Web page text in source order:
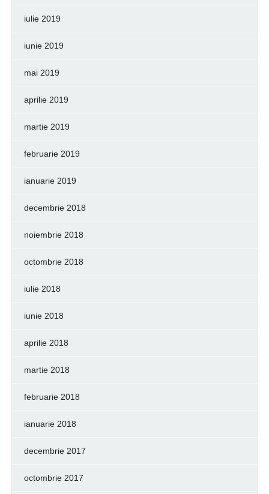
iulie 2019
iunie 2019
mai 2019
aprilie 2019
martie 2019
februarie 2019
ianuarie 2019
decembrie 2018
noiembrie 2018
octombrie 2018
iulie 2018
iunie 2018
aprilie 2018
martie 2018
februarie 2018
ianuarie 2018
decembrie 2017
octombrie 2017